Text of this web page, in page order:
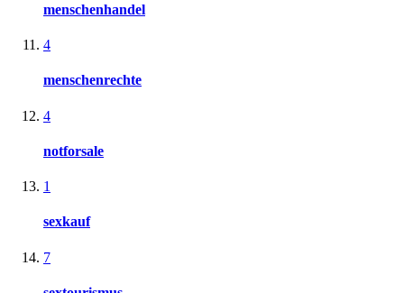
menschenhandel
4
menschenrechte
4
notforsale
1
sexkauf
7